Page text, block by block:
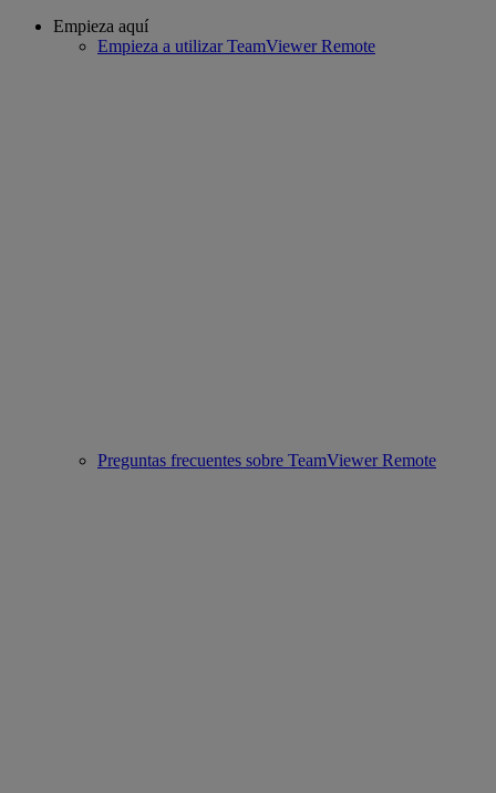
Empieza aquí
Empieza a utilizar TeamViewer Remote
Preguntas frecuentes sobre TeamViewer Remote